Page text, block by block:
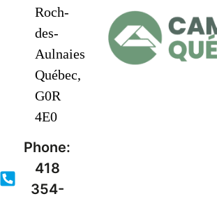
Roch-
des-
Aulnaies
Québec,
G0R
4E0
Phone:
418
354-